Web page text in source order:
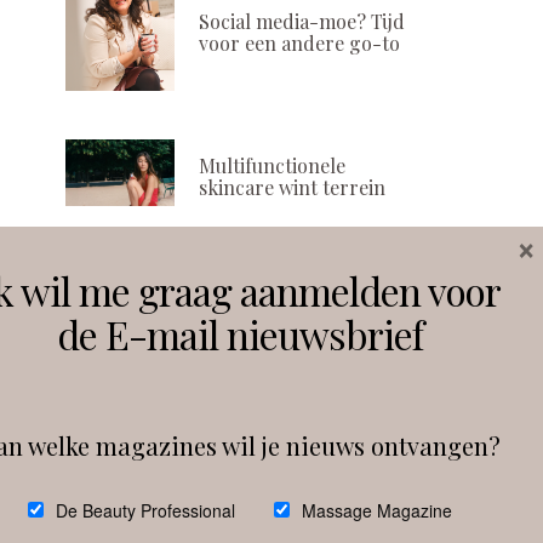
Social media-moe? Tijd
voor een andere go-to
Multifunctionele
skincare wint terrein
Volg ons
Follow on Instagram
wil me graag aanmelden voor
de E-mail nieuwsbrief
welke magazines wil je nieuws ontvangen?
De Beauty Professional Massage Magazine
×